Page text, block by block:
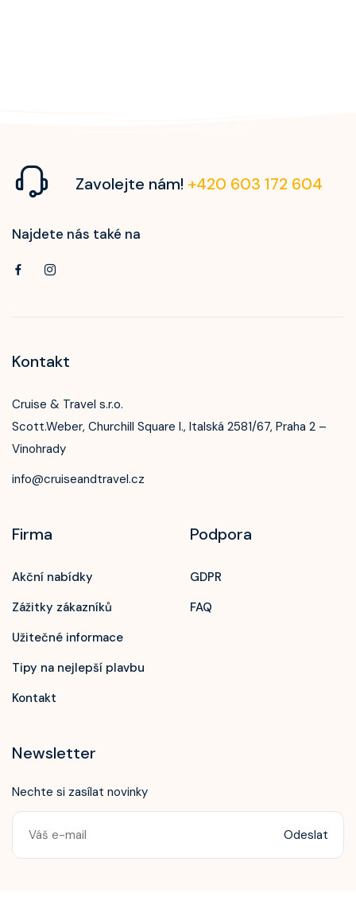
Zavolejte nám!
+420 603 172 604
Zavolejte nám! +420 603 172 604
Najdete nás také na
Kontakt
Cruise & Travel s.r.o.
Scott.Weber, Churchill Square I., Italská 2581/67, Praha 2 –
Vinohrady
info@cruiseandtravel.cz
Firma
Akční nabídky
Zážitky zákazníků
Užitečné informace
Tipy na nejlepší plavbu
Kontakt
Podpora
GDPR
FAQ
Newsletter
Nechte si zasílat novinky
Odeslat